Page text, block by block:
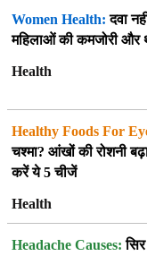
Women Health: दवा
महिलाओं की कमजोरी और
Health
Healthy Foods For
चश्मा? आंखों की रोशनी
करें ये 5 चीजें
Health
Headache Causes: सिर